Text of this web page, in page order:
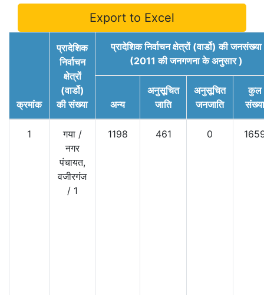
Export to Excel
क्रमांक
प्रादेशिक
निर्वाचन
क्षेत्रों
(वार्डो)
की संख्या
प्रादेशिक निर्वाचन क्षेत्रों (वार्डो) की जनसंख्या
(2011 की जनगणना के अनुसार )
अन्य
अनुसूचित
जाति
अनुसूचित
जनजाति
कुल
संख्या
1 गया/
नगर
पंचायत,
वजीरगंज
/ 1
1198 461 0